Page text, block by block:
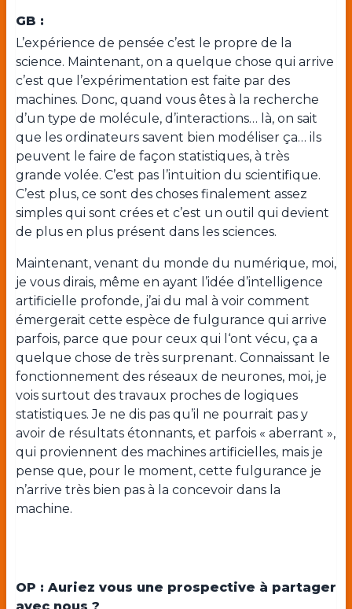
GB :
L’expérience de pensée c’est le propre de la
science. Maintenant, on a quelque chose qui arrive
c’est que l’expérimentation est faite par des
machines. Donc, quand vous êtes à la recherche
d’un type de molécule, d’interactions… là, on sait
que les ordinateurs savent bien modéliser ça… ils
peuvent le faire de façon statistiques, à très
grande volée. C’est pas l’intuition du scientifique.
C’est plus, ce sont des choses finalement assez
simples qui sont crées et c’est un outil qui devient
de plus en plus présent dans les sciences.
Maintenant, venant du monde du numérique, moi,
je vous dirais, même en ayant l’idée d’intelligence
artificielle profonde, j’ai du mal à voir comment
émergerait cette espèce de fulgurance qui arrive
parfois, parce que pour ceux qui l‘ont vécu, ça a
quelque chose de très surprenant. Connaissant le
fonctionnement des réseaux de neurones, moi, je
vois surtout des travaux proches de logiques
statistiques. Je ne dis pas qu’il ne pourrait pas y
avoir de résultats étonnants, et parfois « aberrant »,
qui proviennent des machines artificielles, mais je
pense que, pour le moment, cette fulgurance je
n’arrive très bien pas à la concevoir dans la
machine.
OP : Auriez vous une prospective à partager